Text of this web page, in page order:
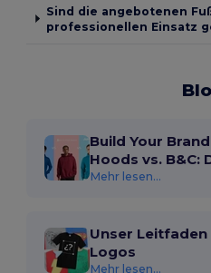
Sind die angebotenen
professionellen Einsatz
Build Your
Hoods vs. B&C:
Mehr lesen...
Unser
Logos
Mehr lesen...